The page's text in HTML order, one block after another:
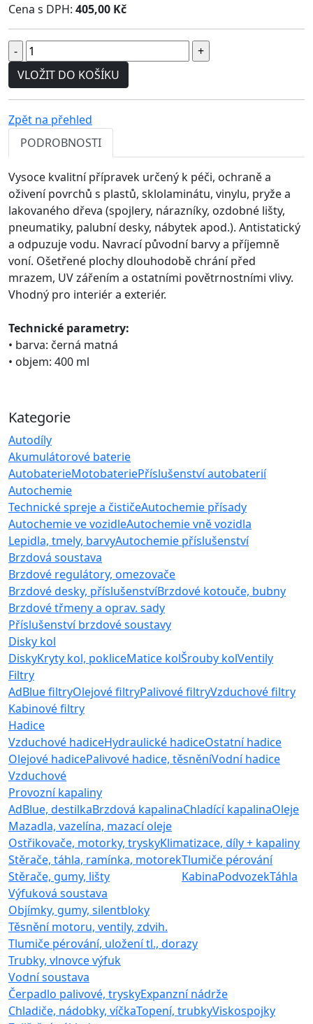
Kategorie
Autodíly
Akumulátorové baterie
AutobaterieMotobateriePříslušenství autobaterií
Autochemie
Technické spreje a čističeAutochemie přísady
Autochemie ve vozidleAutochemie vně vozidla
Lepidla, tmely, barvyAutochemie příslušenství
Brzdová soustava
Brzdové regulátory, omezovače
Brzdové desky, příslušenstvíBrzdové kotouče, bubny
Brzdové třmeny a oprav. sady
Příslušenství brzdové soustavy
Disky kol
DiskyKryty kol, pokliceMatice kolŠrouby kolVentily
Filtry
AdBlue filtryOlejové filtryPalivové filtryVzduchové filtry
Kabinové filtry
Hadice
Vzduchové hadiceHydraulické hadiceOstatní hadice
Olejové hadicePalivové hadice, těsněníVodní hadice
Vzduchové
Provozní kapaliny
AdBlue, destilkaBrzdová kapalinaChladící kapalinaOleje
Mazadla, vazelína, mazací oleje
Ostřikovače, motorky, tryskyKlimatizace, díly + kapaliny
Stěrače, táhla, ramínka, motorek
Stěrače, gumy, lišty
Tlumiče pérování
KabinaPodvozekTáhla
Výfuková soustava
Objímky, gumy, silentbloky
Těsnění motoru, ventily, zdvih.
Tlumiče pérování, uložení tl., dorazy
Trubky, vlnovce výfuk
Vodní soustava
Čerpadlo palivové, tryskyExpanzní nádrže
Chladiče, nádobky, víčkaTopení, trubkyViskospojky
Cena s DPH: 405,00 Kč
VLOŽIT DO KOŠÍKU
Zpět na přehled
PODROBNOSTI
Vysoce kvalitní přípravek určený k péči, ochraně a
oživení povrchů s plastů, sklolaminátu, vinylu, pryže a
lakovaného dřeva (spojlery, nárazníky, ozdobné lišty,
pneumatiky, palubní desky, nábytek apod.). Antistatický
a odpuzuje vodu. Navrací původní barvy a příjemně
voní. Ošetřené plochy dlouhodobě chrání před
mrazem, UV zářením a ostatními povětrnostními vlivy.
Vhodný pro interiér a exteriér.
Technické parametry:
• barva: černá matná
• objem: 400 ml